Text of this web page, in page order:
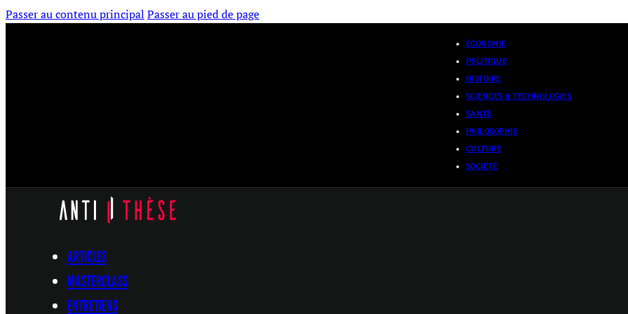
Passer au contenu principal Passer au pied de page
ÉCONOMIE
POLITIQUE
HISTOIRE
SCIENCES & TECHNOLOGIES
SANTÉ
PHILOSOPHIE
CULTURE
SOCIÉTÉ
ARTICLES
MASTERCLASS
ENTRETIENS